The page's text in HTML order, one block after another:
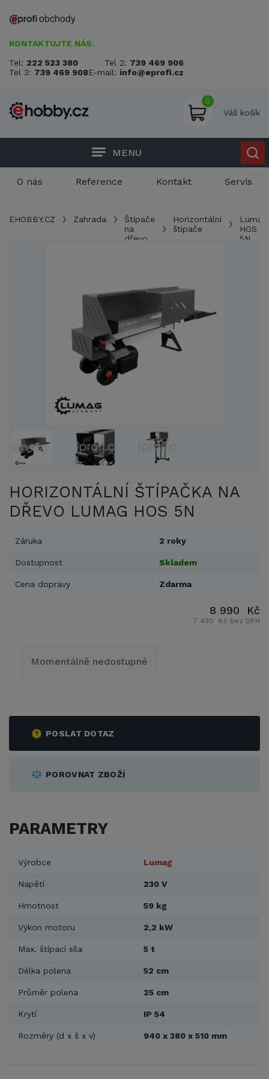
KONTAKTUJTE NÁS:
Tel: 222 523 380 Tel 2: 739 469 906
Tel 3: 739 469 908E-mail: info@eprofi.cz
0
Váš košík
MENU
O nás Reference Kontakt Servis
EHOBBY.CZ Zahrada
Štípače
na
dřevo
Horizontální
štípače
Lumag
HOS
5N
HORIZONTÁLNÍ ŠTÍPAČKA NA
DŘEVO LUMAG HOS 5N
Záruka 2 roky
Dostupnost Skladem
Cena dopravy Zdarma
POSLAT DOTAZ
POROVNAT ZBOŽÍ
8 990 Kč
7 430 Kč bez DPH
Momentálně nedostupné
PARAMETRY
Výrobce Lumag
Napětí 230 V
Hmotnost 59 kg
Výkon motoru 2,2 kW
Max. štípací síla 5 t
Délka polena 52 cm
Průměr polena 25 cm
Krytí IP 54
Rozměry (d x š x v) 940 x 380 x 510 mm